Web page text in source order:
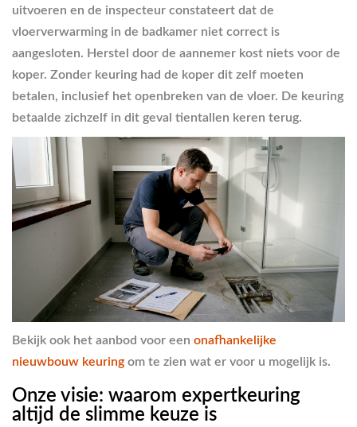
uitvoeren en de inspecteur constateert dat de
vloerverwarming in de badkamer niet correct is
aangesloten. Herstel door de aannemer kost niets voor de
koper. Zonder keuring had de koper dit zelf moeten
betalen, inclusief het openbreken van de vloer. De keuring
betaalde zichzelf in dit geval tientallen keren terug.
Bekijk ook het aanbod voor een onafhankelijke
nieuwbouw keuring om te zien wat er voor u mogelijk is.
Onze visie: waarom expertkeuring
altijd de slimme keuze is